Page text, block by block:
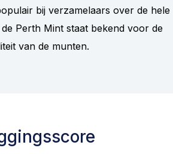
bij verzamelaars over de hele
Perth Mint staat bekend voor de
van de munten.